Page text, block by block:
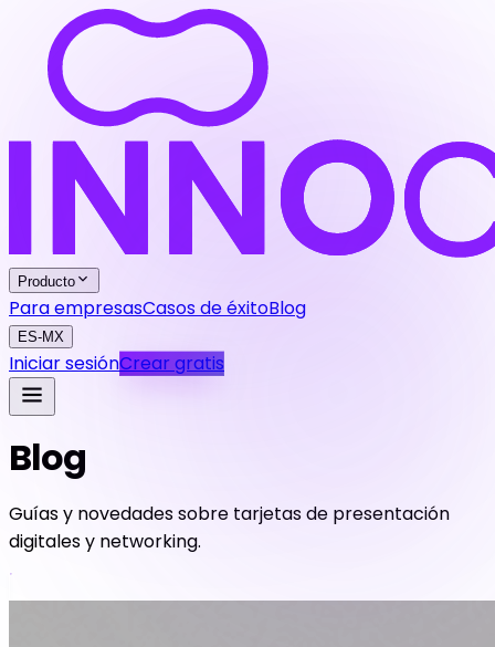
Producto
Para empresasCasos de éxitoBlog
ES-MX
Iniciar sesiónCrear gratis
Blog
Guías y novedades sobre tarjetas de presentación
digitales y networking.